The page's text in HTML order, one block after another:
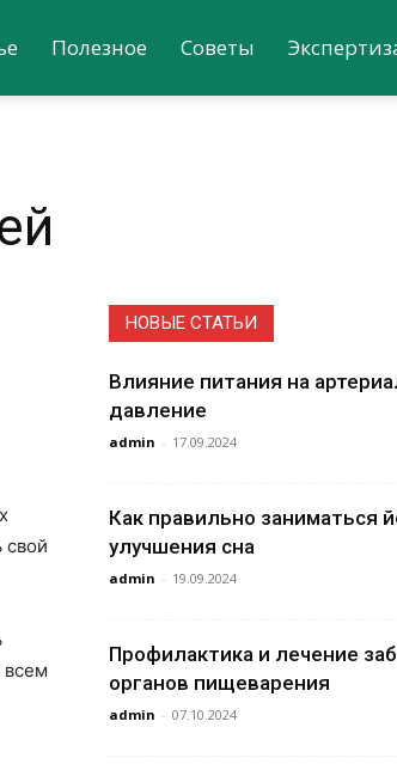
Полезное Советы
свой
всем
НОВЫЕ СТАТЬИ
Влияние питания на
давление
admin - 17.09.2024
Как правильно заниматься
улучшения сна
admin - 19.09.2024
Профилактика и лечение
органов пищеварения
admin - 07.10.2024